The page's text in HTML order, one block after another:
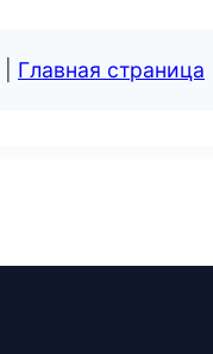
Главная страница